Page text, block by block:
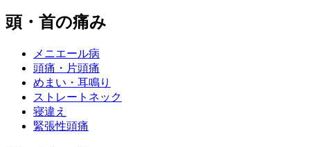
頭・首の痛み
メニエール病
頭痛・片頭痛
めまい・耳鳴り
ストレートネック
寝違え
緊張性頭痛